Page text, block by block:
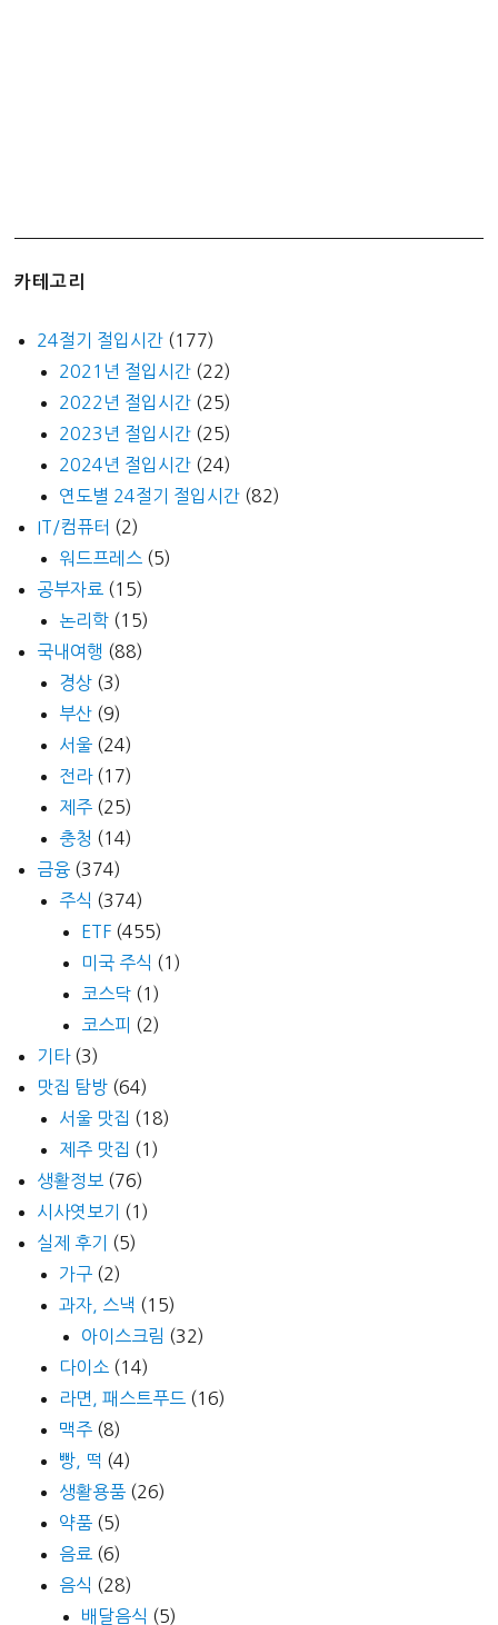
카테고리
24절기 절입시간 (177)
2021년 절입시간 (22)
2022년 절입시간 (25)
2023년 절입시간 (25)
2024년 절입시간 (24)
연도별 24절기 절입시간 (82)
IT/컴퓨터 (2)
워드프레스 (5)
공부자료 (15)
논리학 (15)
국내여행 (88)
경상 (3)
부산 (9)
서울 (24)
전라(17)
제주 (25)
충청 (14)
금융 (374)
주식 (374)
ETF (455)
미국 주식 (1)
코스닥 (1)
코스피 (2)
기타(3)
맛집 탐방 (64)
서울 맛집 (18)
제주 맛집 (1)
생활정보 (76)
시사엿보기
(1)
실제 후기
(5)
가구 (2)
과자, 스낵 (15)
아이스크림 (32)
다이소 (14)
라면, 패스트푸드 (16)
맥주 (8)
빵, 떡 (4)
생활용품 (26)
약품 (5)
음료 (6)
음식 (28)
배달음식 (5)